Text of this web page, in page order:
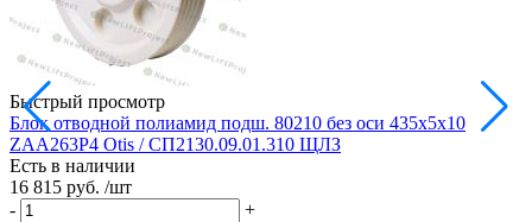
Быстрый просмотр
Блок отводной полиамид подш. 80210 без оси 435х5х10
ZAA263P4 Otis / СП2130.09.01.310 ЩЛЗ
Есть в наличии
16 815 руб. /шт
-
+